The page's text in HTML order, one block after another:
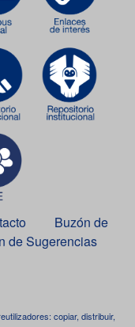
Buzón de
de Sugerencias
copiar, distribuir,